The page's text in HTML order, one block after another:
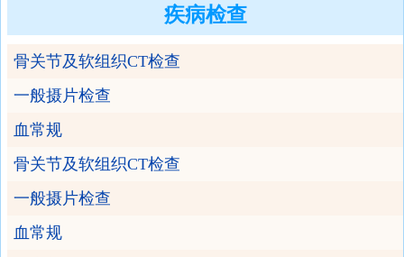
疾病检查
骨关节及软组织CT检查
一般摄片检查
血常规
骨关节及软组织CT检查
一般摄片检查
血常规